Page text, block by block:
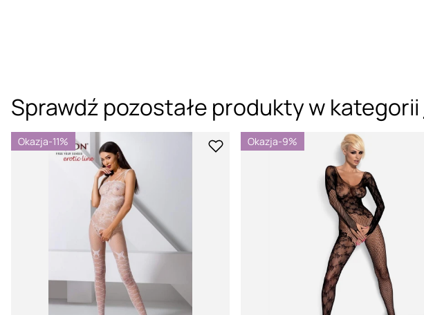
Sprawdź pozostałe produkty w kategorii
Okazja-11% Okazja-9%